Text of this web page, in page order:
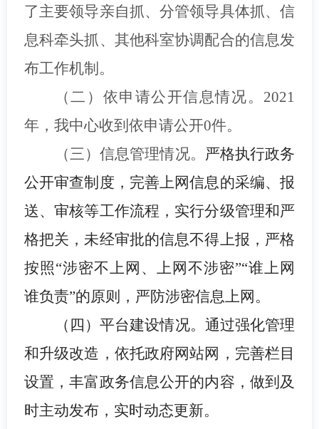
了主要领导亲自抓、分管领导具体抓、信
息科牵头抓、其他科室协调配合的信息发
布工作机制。
（二）依申请公开信息情况。2021
年，我中心收到依申请公开0件。
（三）信息管理情况。 严格执行政务
公开审查制度，完善上网信息的采编、报
送、审核等工作流程，实行分级管理和严
格把关，未经审批的信息不得上报，严格
按照“涉密不上网、上网不涉密”“谁上网
谁负责”的原则，严防涉密信息上网。
（四）平台建设情况。通过强化管理
和升级改造，依托政府网站网，完善栏目
设置，丰富政务信息公开的内容，做到及
时主动发布，实时动态更新。